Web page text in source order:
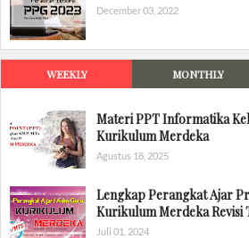
December 03, 2022
WEEKLY MONTHLY
Materi PPT Informatika
Kurikulum Merdeka
Agustus 18, 2025
Lengkap Perangkat Ajar
Kurikulum Merdeka Revisi
Juli 01, 2024